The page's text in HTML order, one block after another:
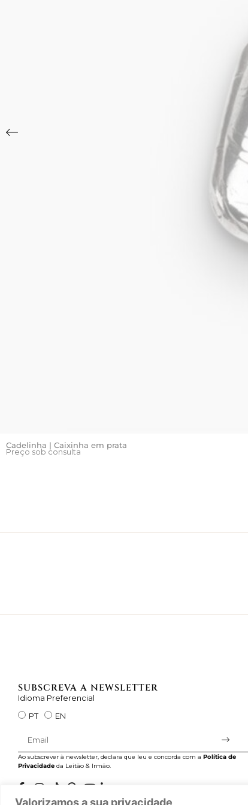
Valorizamos a sua privacidade
Cadelinha | Caixinha em prata
Preço sob consulta
SUBSCREVA A NEWSLETTER
Idioma Preferencial
PT
EN
Ao subscrever à newsletter, declara que leu e concorda com a Política de
Privacidade da Leitão & Irmão.